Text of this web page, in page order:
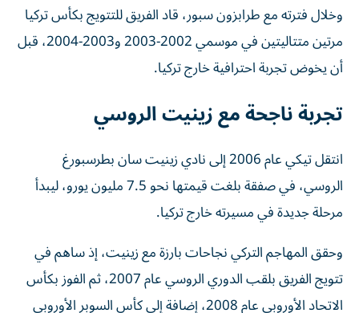
وخلال فترته مع طرابزون سبور، قاد الفريق للتتويج بكأس تركيا
مرتين متتاليتين في موسمي 2002-2003 و2003-2004، قبل
أن يخوض تجربة احترافية خارج تركيا.
تجربة ناجحة مع زينيت الروسي
انتقل تيكي عام 2006 إلى نادي زينيت سان بطرسبورغ
الروسي، في صفقة بلغت قيمتها نحو 7.5 مليون يورو، ليبدأ
مرحلة جديدة في مسيرته خارج تركيا.
وحقق المهاجم التركي نجاحات بارزة مع زينيت، إذ ساهم في
تتويج الفريق بلقب الدوري الروسي عام 2007، ثم الفوز بكأس
الاتحاد الأوروبي عام 2008، إضافة إلى كأس السوبر الأوروبي